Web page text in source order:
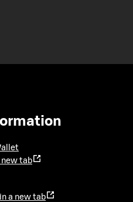
new tab
a new tab